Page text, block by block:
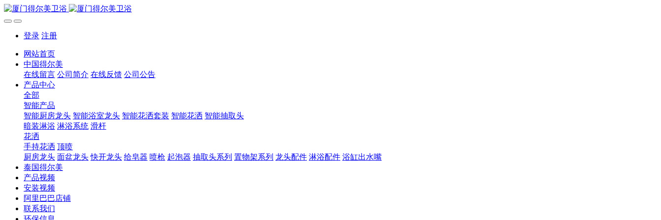
登录 注册
网站首页
中国得尔美
在线留言 公司简介 在线反馈 公司公告
产品中心
全部
智能产品
智能厨房龙头 智能浴室龙头 智能花洒套装 智能花洒 智能抽取头
暗装淋浴 淋浴系统 滑杆
花洒
手持花洒 顶喷
厨房龙头 面盆龙头 快开龙头 给皂器 喷枪 起泡器 抽取头系列 置物架系列 龙头配件 淋浴配件 浴缸出水嘴
泰国得尔美
产品视频
安装视频
阿里巴巴店铺
联系我们